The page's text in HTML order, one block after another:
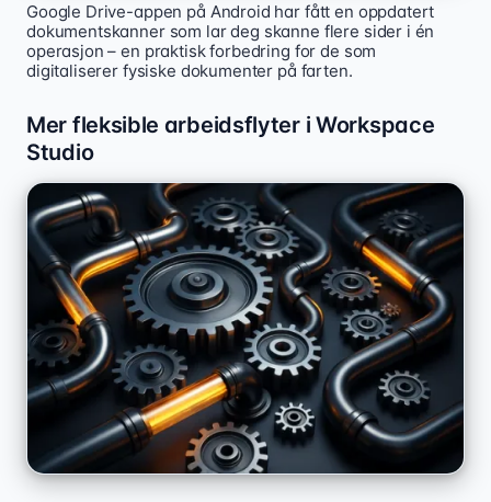
Google Drive-appen på Android har fått en oppdatert
dokumentskanner som lar deg skanne flere sider i én
operasjon – en praktisk forbedring for de som
digitaliserer fysiske dokumenter på farten.
Mer fleksible arbeidsflyter i Workspace
Studio